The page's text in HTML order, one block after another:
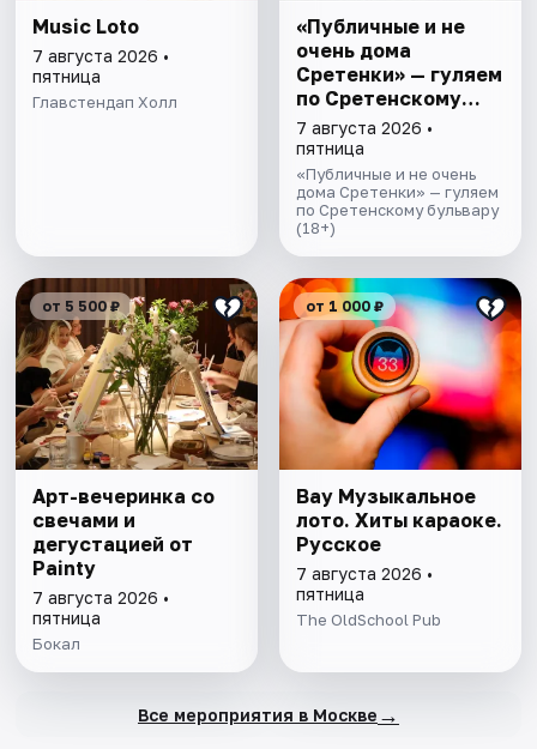
Music Loto
7 августа 2026 •
пятница
Главстендап Холл
«Публичные и не
очень дома
Сретенки» — гуляем
по Сретенскому
бульвару
7 августа 2026 •
пятница
«Публичные и не очень
дома Сретенки» — гуляем
по Сретенскому бульвару
(18+)
от 5 500 ₽
Арт-вечеринка со
свечами и
дегустацией от
Painty
7 августа 2026 •
пятница
Бокал
от 1 000 ₽
Вау Музыкальное
лото. Хиты караоке.
Русское
7 августа 2026 •
пятница
The OldSchool Pub
Все мероприятия в Москве →